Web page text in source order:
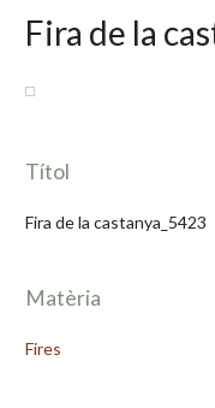
Fira de la
Títol
Fira de la castanya_5423
Matèria
Fires